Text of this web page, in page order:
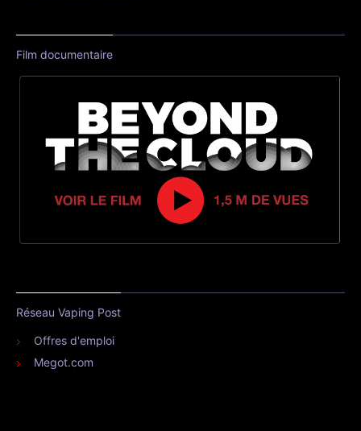
Film documentaire
Réseau Vaping Post
Offres d'emploi
Megot.com